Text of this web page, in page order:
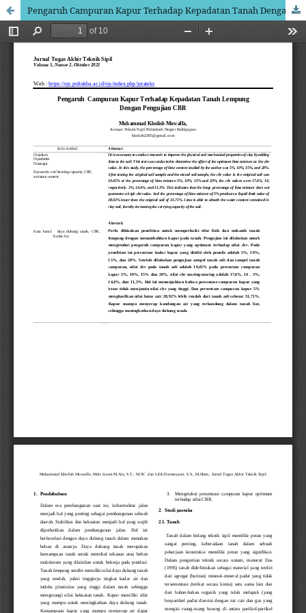
Pengaruh Campuran Kapur Terhadap Kepadatan Tanah Dengan Pengujian CBR